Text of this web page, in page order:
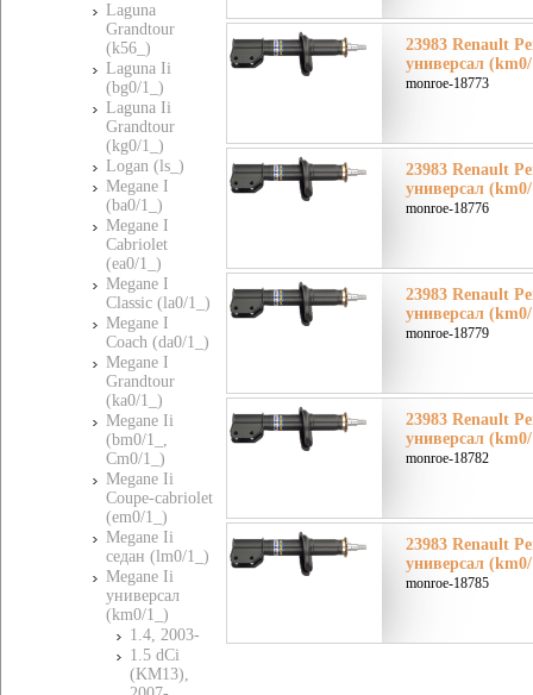
Laguna
Grandtour
(k56_)
Laguna Ii
(bg0/1_)
Laguna Ii
Grandtour
(kg0/1_)
Logan (ls_)
Megane I
(ba0/1_)
Megane I
Cabriolet
(ea0/1_)
Megane I
Classic (la0/1_)
Megane I
Coach (da0/1_)
Megane I
Grandtour
(ka0/1_)
Megane Ii
(bm0/1_,
Cm0/1_)
Megane Ii
Coupe-cabriolet
(em0/1_)
Megane Ii
седан (lm0/1_)
Megane Ii
универсал
(km0/1_)
1.4, 2003-
1.5 dCi
(KM13),
23983 Renault
универсал
monroe-18773
23983 Renault
универсал
monroe-18776
23983 Renault
универсал
monroe-18779
23983 Renault
универсал
monroe-18782
23983 Renault
универсал
monroe-18785